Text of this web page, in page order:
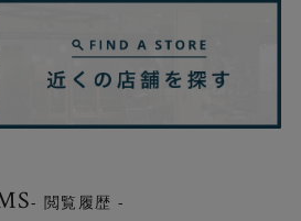
りすぎずスタイリッシュな仕上が
- 閲覧履歴 -